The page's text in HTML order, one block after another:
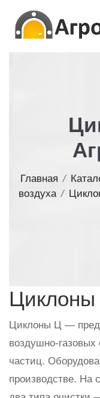
Главная /
воздуха /
Циклоны Ц —
воздушно-
частиц.
производстве. На